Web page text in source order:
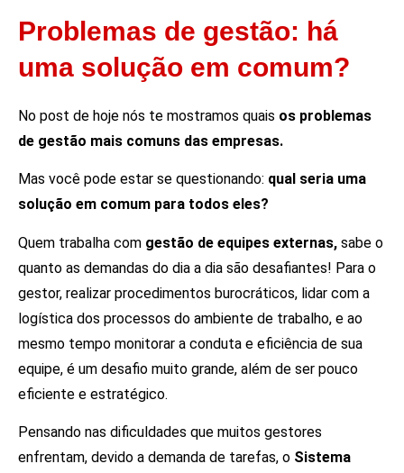
Problemas de gestão: há
uma solução em comum?
No post de hoje nós te mostramos quais os problemas
de gestão mais comuns das empresas.
Mas você pode estar se questionando: qual seria uma
solução em comum para todos eles?
Quem trabalha com gestão de equipes externas, sabe o
quanto as demandas do dia a dia são desafiantes! Para o
gestor, realizar procedimentos burocráticos, lidar com a
logística dos processos do ambiente de trabalho, e ao
mesmo tempo monitorar a conduta e eficiência de sua
equipe, é um desafio muito grande, além de ser pouco
eficiente e estratégico.
Pensando nas dificuldades que muitos gestores
enfrentam, devido a demanda de tarefas, o Sistema